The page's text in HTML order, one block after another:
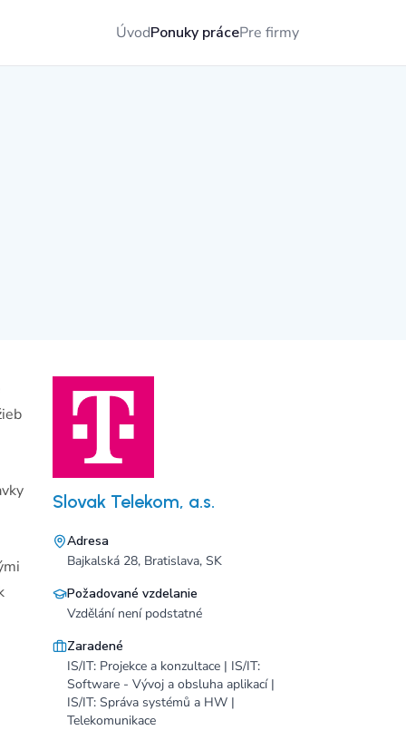
ÚvodPonuky prácePre firmy
Slovak Telekom, a.s.
Adresa
Bajkalská 28, Bratislava, SK
Požadované vzdelanie
Vzdělání není podstatné
Zaradené
IS/IT: Projekce a konzultace | IS/IT:
Software - Vývoj a obsluha aplikací |
IS/IT: Správa systémů a HW |
Telekomunikace